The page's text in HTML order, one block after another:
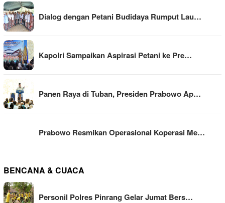
Dialog dengan Petani Budidaya Rumput Lau…
Kapolri Sampaikan Aspirasi Petani ke Pre…
Panen Raya di Tuban, Presiden Prabowo Ap…
Prabowo Resmikan Operasional Koperasi Me…
BENCANA & CUACA
Personil Polres Pinrang Gelar Jumat Bers…